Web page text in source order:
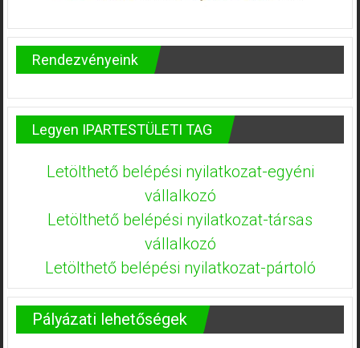
Rendezvényeink
Legyen IPARTESTÜLETI TAG
Letölthető belépési nyilatkozat-egyéni
vállalkozó
Letölthető belépési nyilatkozat-társas
vállalkozó
Letölthető belépési nyilatkozat-pártoló
Pályázati lehetőségek